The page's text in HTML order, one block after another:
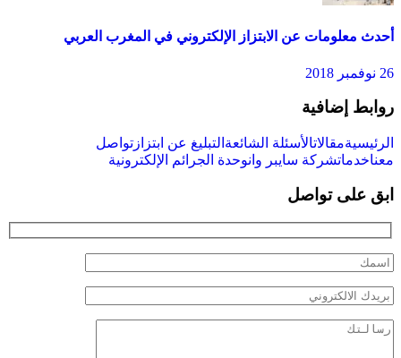
أحدث معلومات عن الابتزاز الإلكتروني في المغرب العربي
26 نوفمبر 2018
روابط إضافية
الرئيسيةمقالاتالأسئلة الشائعة التبليغ عن ابتزاز تواصل
معناخدماتشركة سايبر وانوحدة الجرائم الإلكترونية
ابق على تواصل